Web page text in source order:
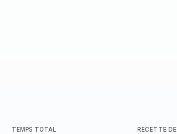
TEMPS TOTAL RECETTE DE